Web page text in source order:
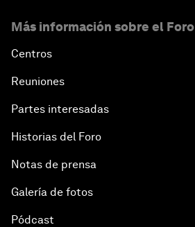
Más información sobre el Foro
Centros
Reuniones
Partes interesadas
Historias del Foro
Notas de prensa
Galería de fotos
Pódcast